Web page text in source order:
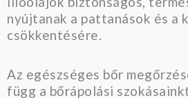
nyújtanak a pattanások és a
csökkentésére.
Az egészséges bőr
függ a bőrápolási